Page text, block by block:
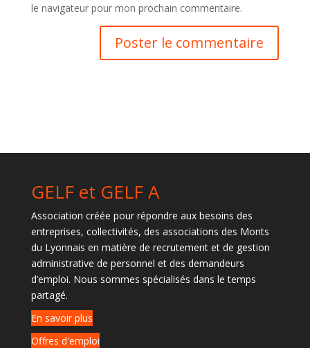
le navigateur pour mon prochain commentaire.
GELF et GELF A
Association créée pour répondre aux besoins des
entreprises, collectivités, des associations des Monts
du Lyonnais en matière de recrutement et de gestion
administrative de personnel et des demandeurs
d’emploi. Nous sommes spécialisés dans le temps
partagé.
En savoir plus
Offres d'emploi